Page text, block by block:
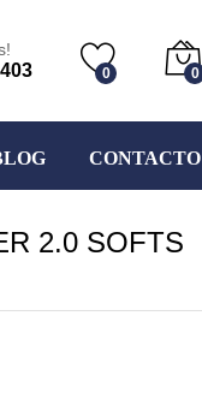
0 0
CONTACTO
2.0 SOFTS